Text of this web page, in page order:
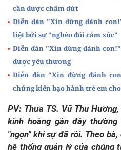
cần được chấm dứt
Diễn đàn "Xin đừng đánh
liệt bởi sự "nghèo đói cảm xúc"
Diễn đàn "Xin đừng đánh
được yêu thương
Diễn đàn "Xin đừng đánh
chứng kiến bạo hành trẻ em
PV: Thưa TS. Vũ Thu
kinh hoàng gần đây
"ngọn" khi sự đã rồi. Theo
hệ thống quản lý của chúng